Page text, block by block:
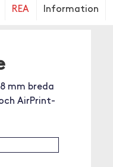
REA Information
mm breda
AirPrint-